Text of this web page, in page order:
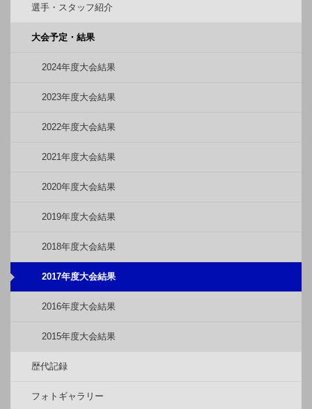
選手・スタッフ紹介
大会予定・結果
2024年度大会結果
2023年度大会結果
2022年度大会結果
2021年度大会結果
2020年度大会結果
2019年度大会結果
2018年度大会結果
2017年度大会結果
2016年度大会結果
2015年度大会結果
歴代記録
フォトギャラリー